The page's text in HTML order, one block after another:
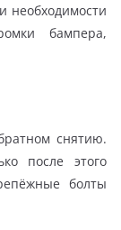
необходимости
бампера,
снятию.
после этого
болты